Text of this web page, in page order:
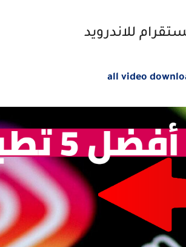
للاندرويد
all video